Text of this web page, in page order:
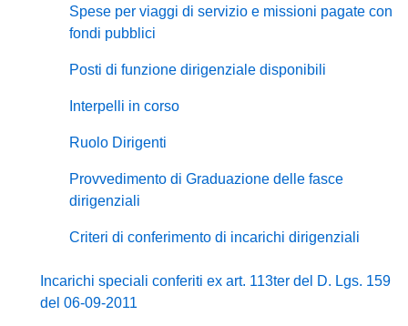
Spese per viaggi di servizio e missioni pagate con
fondi pubblici
Posti di funzione dirigenziale disponibili
Interpelli in corso
Ruolo Dirigenti
Provvedimento di Graduazione delle fasce
dirigenziali
Criteri di conferimento di incarichi dirigenziali
Incarichi speciali conferiti ex art. 113ter del D. Lgs. 159
del 06-09-2011